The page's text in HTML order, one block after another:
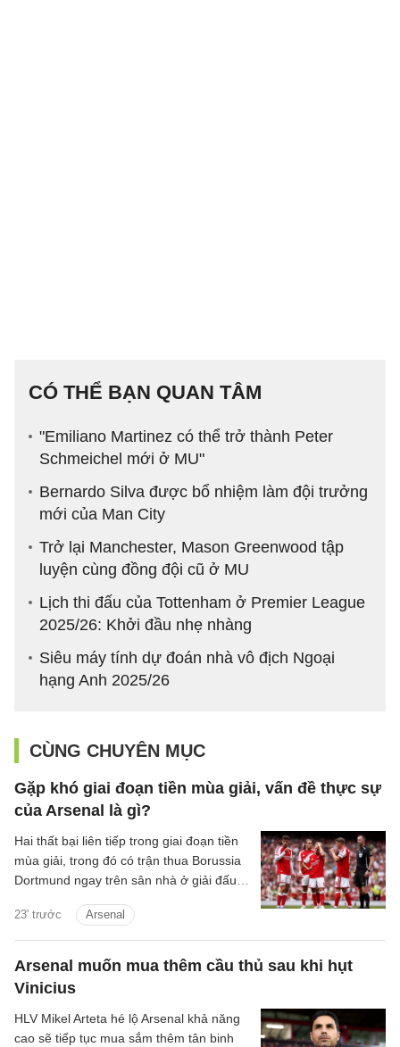
CÓ THỂ BẠN QUAN TÂM
"Emiliano Martinez có thể trở thành Peter
Schmeichel mới ở MU"
Bernardo Silva được bổ nhiệm làm đội trưởng
mới của Man City
Trở lại Manchester, Mason Greenwood tập
luyện cùng đồng đội cũ ở MU
Lịch thi đấu của Tottenham ở Premier League
2025/26: Khởi đầu nhẹ nhàng
Siêu máy tính dự đoán nhà vô địch Ngoại
hạng Anh 2025/26
CÙNG CHUYÊN MỤC
Gặp khó giai đoạn tiền mùa giải, vấn đề thực sự
của Arsenal là gì?
23' trước Arsenal
Hai thất bại liên tiếp trong giai đoạn tiền
mùa giải, trong đó có trận thua Borussia
Dortmund ngay trên sân nhà ở giải đấu
ràng không phải màn chạy đà mà người
hâm mộ Arsenal mong muốn.
Arsenal muốn mua thêm cầu thủ sau khi hụt
Vinicius
HLV Mikel Arteta hé lộ Arsenal khả năng
cao sẽ tiếp tục mua sắm thêm tân binh